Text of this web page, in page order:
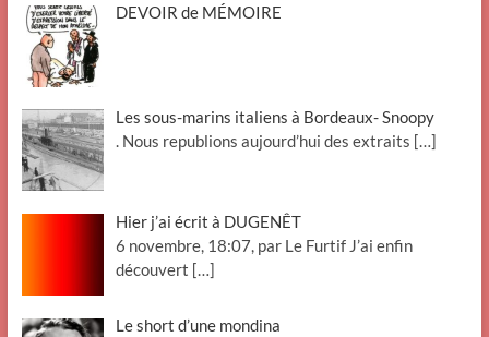
DEVOIR de MÉMOIRE
Les sous-marins italiens à Bordeaux- Snoopy
. Nous republions aujourd’hui des extraits […]
Hier j’ai écrit à DUGENÊT
6 novembre, 18:07, par Le Furtif J’ai enfin
découvert […]
Le short d’une mondina